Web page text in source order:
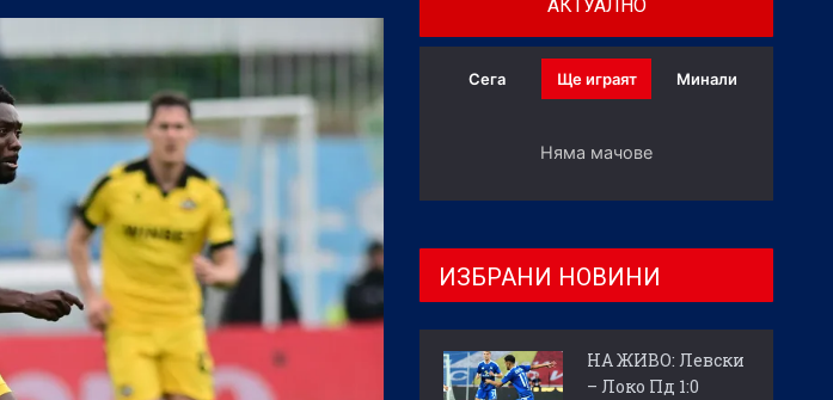
АКТУАЛНО
Сега Ще играят Минали
Няма мачове
ИЗБРАНИ НОВИНИ
НА ЖИВО: Левски
– Локо Пд 1:0